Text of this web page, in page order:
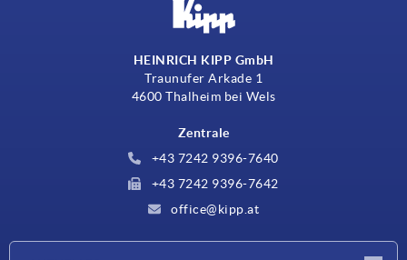
HEINRICH KIPP GmbH
Traunufer Arkade 1
4600 Thalheim bei Wels
Zentrale
+43 7242 9396-7640
+43 7242 9396-7642
office@kipp.at